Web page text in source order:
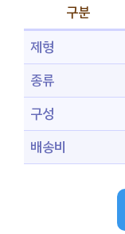
구분
제형
종류
구성
배송비